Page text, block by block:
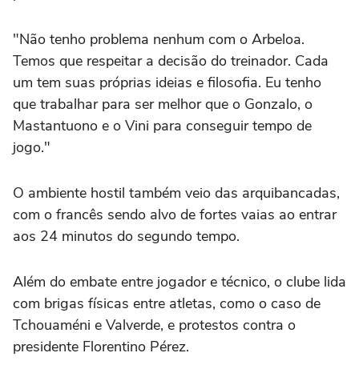
"Não tenho problema nenhum com o Arbeloa.
Temos que respeitar a decisão do treinador. Cada
um tem suas próprias ideias e filosofia. Eu tenho
que trabalhar para ser melhor que o Gonzalo, o
Mastantuono e o Vini para conseguir tempo de
jogo."
O ambiente hostil também veio das arquibancadas,
com o francês sendo alvo de fortes vaias ao entrar
aos 24 minutos do segundo tempo.
Além do embate entre jogador e técnico, o clube lida
com brigas físicas entre atletas, como o caso de
Tchouaméni e Valverde, e protestos contra o
presidente Florentino Pérez.